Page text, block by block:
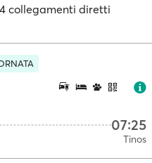
collegamenti diretti
07:25
Tinos